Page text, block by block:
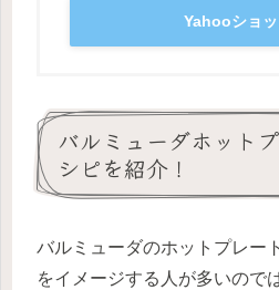
Yahooショ
バルミューダホット
シピを紹介！
バルミューダのホットプレー
をイメージする人が多いので